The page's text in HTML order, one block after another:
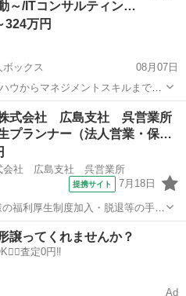
あ...
～/ITコンサルティン…
324万円
ボックス
08月07日
ウからマネジメントスキルまで身
。大切なのは「自分の気持ち」 営
たい、そんな想いを応援する会社
成...
式会社 広島支社 呉営業所
プランナー（法人営業・保…
会社 広島支社 呉営業所
提携サイト 7月18日
福利厚生制度加入・脱退等の手続
はなく、会員である法人企業様へ
のご案内などがメイン。個人宅訪
あ...
譲ってくれませんか？
査定0円‼️
Ad